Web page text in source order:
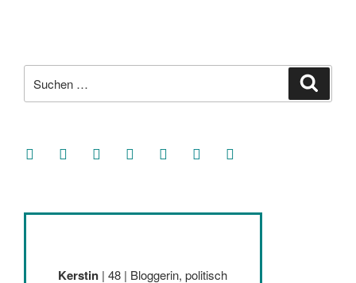
nach:
facebooksoundcloud
twitter mastodoninstagramthreads goodreads
Kerstin | 48 | Bloggerin, politisch